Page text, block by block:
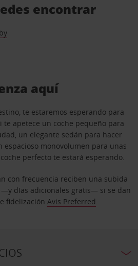
encontrar
aquí
te estaremos esperando para
te apetece un coche pequeño para
un elegante sedán para hacer
espacioso monovolumen para unas
perfecto te estará esperando.
con frecuencia reciben una subida
días adicionales gratis— si se dan
fidelización Avis Preferred.